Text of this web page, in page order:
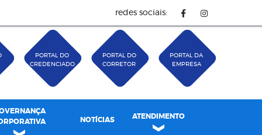
redes sociais:
PORTAL DO
CREDENCIADO
PORTAL DO
CORRETOR
PORTAL DA
EMPRESA
NOTÍCIAS ATENDIMENTO